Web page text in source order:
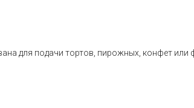
для подачи тортов, пирожных, конфет или